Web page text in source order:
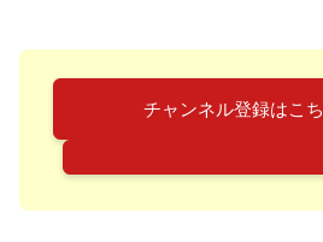
チャンネル登録はこ